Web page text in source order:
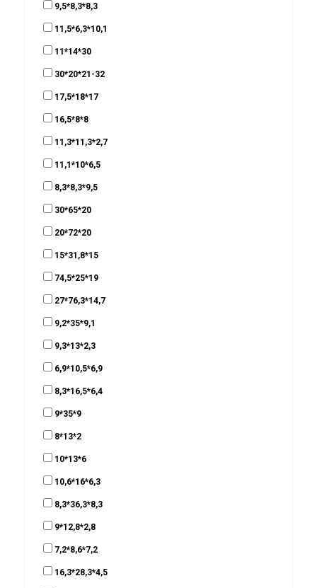
9,5*8,3*8,3
11,5*6,3*10,1
11*14*30
30*20*21-32
17,5*18*17
16,5*8*8
11,3*11,3*2,7
11,1*10*6,5
8,3*8,3*9,5
30*65*20
20*72*20
15*31,8*15
74,5*25*19
27*76,3*14,7
9,2*35*9,1
9,3*13*2,3
6,9*10,5*6,9
8,3*16,5*6,4
9*35*9
8*13*2
10*13*6
10,6*16*6,3
8,3*36,3*8,3
9*12,8*2,8
7,2*8,6*7,2
16,3*28,3*4,5